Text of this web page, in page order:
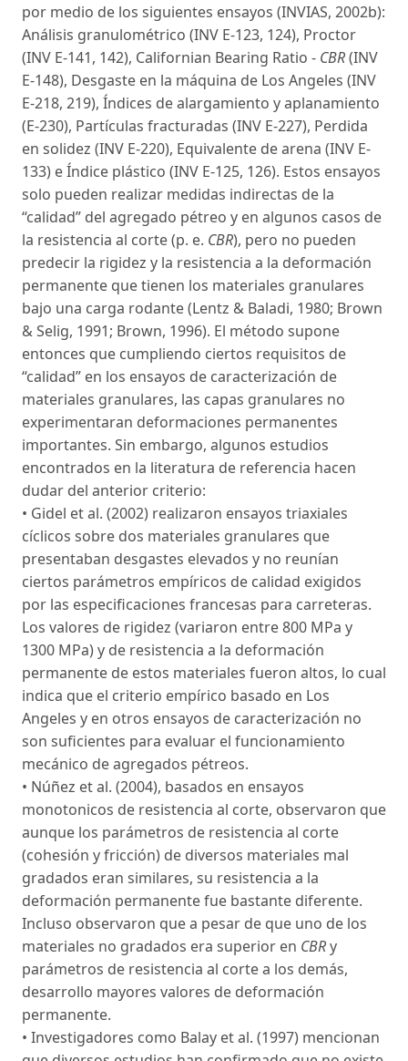
por medio de los siguientes ensayos (INVIAS, 2002b):
Análisis granulométrico (INV E-123, 124), Proctor
(INV E-141, 142), Californian Bearing Ratio - CBR(INV
E-148), Desgaste en la máquina de Los Angeles (INV
E-218, 219), Índices de alargamiento y aplanamiento
(E-230), Partículas fracturadas (INV E-227), Perdida
en solidez (INV E-220), Equivalente de arena (INV E-
133) e Índice plástico (INV E-125, 126). Estos ensayos
solo pueden realizar medidas indirectas de la
“calidad” del agregado pétreo y en algunos casos de
la resistencia al corte (p. e. CBR), pero no pueden
predecir la rigidez y la resistencia a la deformación
permanente que tienen los materiales granulares
bajo una carga rodante (Lentz & Baladi, 1980; Brown
& Selig, 1991; Brown, 1996). El método supone
entonces que cumpliendo ciertos requisitos de
“calidad” en los ensayos de caracterización de
materiales granulares, las capas granulares no
experimentaran deformaciones permanentes
importantes. Sin embargo, algunos estudios
encontrados en la literatura de referencia hacen
dudar del anterior criterio:
• Gidel et al. (2002) realizaron ensayos triaxiales
cíclicos sobre dos materiales granulares que
presentaban desgastes elevados y no reunían
ciertos parámetros empíricos de calidad exigidos
por las especificaciones francesas para carreteras.
Los valores de rigidez (variaron entre 800 MPa y
1300 MPa) y de resistencia a la deformación
permanente de estos materiales fueron altos, lo cual
indica que el criterio empírico basado en Los
Angeles y en otros ensayos de caracterización no
son suficientes para evaluar el funcionamiento
mecánico de agregados pétreos.
• Núñez et al. (2004), basados en ensayos
monotonicos de resistencia al corte, observaron que
aunque los parámetros de resistencia al corte
(cohesión y fricción) de diversos materiales mal
gradados eran similares, su resistencia a la
deformación permanente fue bastante diferente.
Incluso observaron que a pesar de que uno de los
materiales no gradados era superior en CBRy
parámetros de resistencia al corte a los demás,
desarrollo mayores valores de deformación
permanente.
• Investigadores como Balay et al. (1997) mencionan